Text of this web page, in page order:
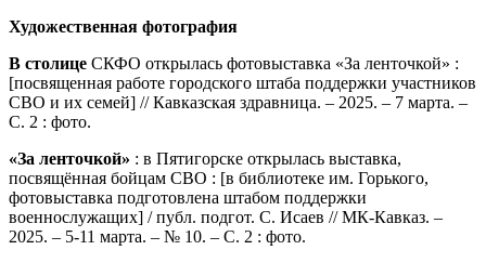
Художественная фотография
В столице СКФО открылась фотовыставка «За ленточкой» :
[посвященная работе городского штаба поддержки участников
СВО и их семей] // Кавказская здравница. – 2025. – 7 марта. –
С. 2 : фото.
«За ленточкой» : в Пятигорске открылась выставка,
посвящённая бойцам СВО : [в библиотеке им. Горького,
фотовыставка подготовлена штабом поддержки
военнослужащих] / публ. подгот. С. Исаев // МК-Кавказ. –
2025. – 5-11 марта. – № 10. – С. 2 : фото.